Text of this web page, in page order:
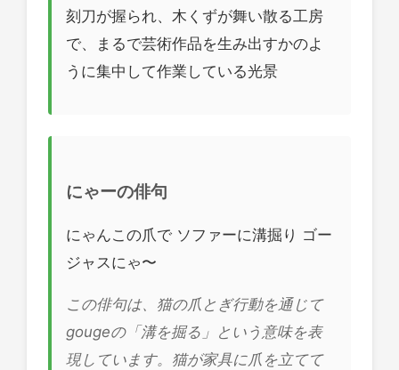
刻刀が握られ、木くずが舞い散る工房
で、まるで芸術作品を生み出すかのよ
うに集中して作業している光景
にゃーの俳句
にゃんこの爪で ソファーに溝掘り ゴー
ジャスにゃ〜
この俳句は、猫の爪とぎ行動を通じて
gougeの「溝を掘る」という意味を表
現しています。猫が家具に爪を立てて